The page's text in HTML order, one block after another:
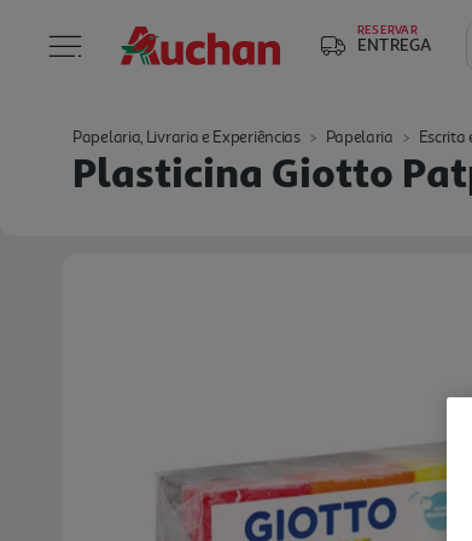
RESERVAR
ENTREGA
Papelaria, Livraria e Experiências Papelaria Escrita
Plasticina Giotto